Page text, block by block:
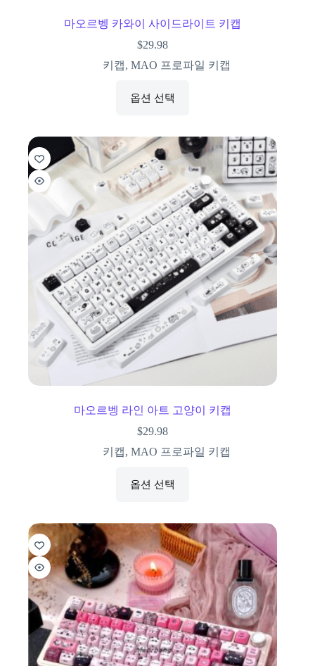
마오르벵 카와이 사이드라이트 키캡
$29.98
키캡,MAO 프로파일 키캡
옵션 선택
마오르벵 라인 아트 고양이 키캡
$29.98
키캡,MAO 프로파일 키캡
옵션 선택